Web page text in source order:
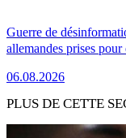
Guerre de
allemandes prises pour
06.08.2026
PLUS DE CETTE